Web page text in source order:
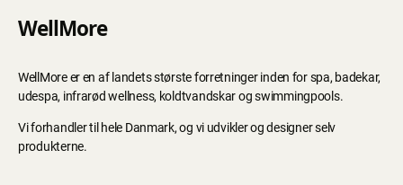
WellMore
WellMore er en af landets største forretninger inden for spa, badekar,
udespa, infrarød wellness, koldtvandskar og swimmingpools.
Vi forhandler til hele Danmark, og vi udvikler og designer selv
produkterne.